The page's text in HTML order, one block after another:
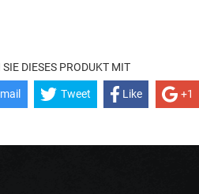
DIESES PRODUKT MIT
Tweet Like +1